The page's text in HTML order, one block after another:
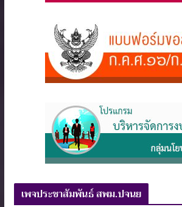
เพจประชาสัมพันธ์ สพม.ปจนย